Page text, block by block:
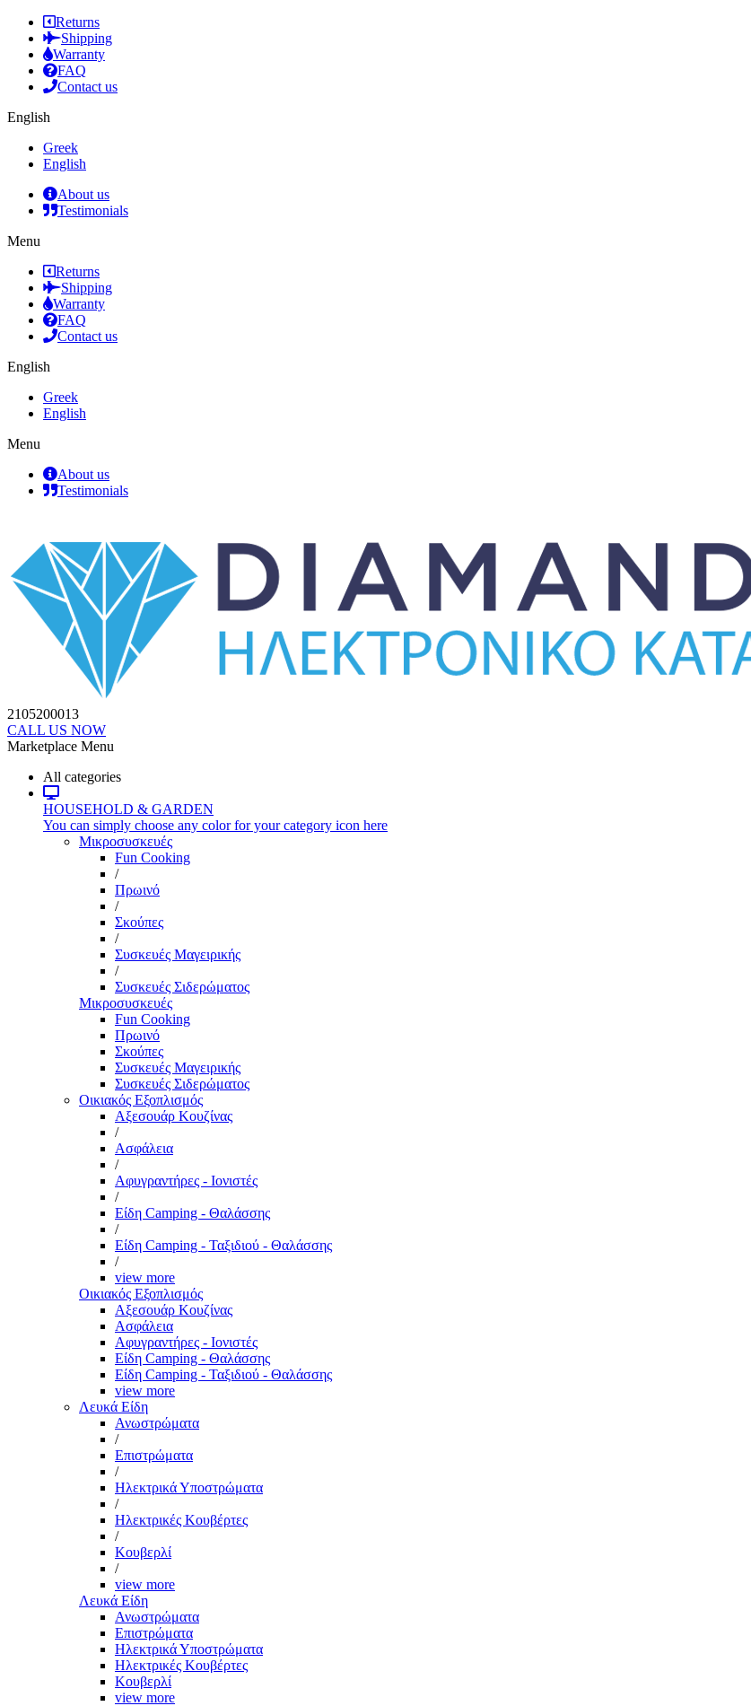
Returns
Shipping
Warranty
FAQ
Contact us
English
Greek
English
About us
Testimonials
Menu
Returns
Shipping
Warranty
FAQ
Contact us
English
Greek
English
Menu
About us
Testimonials
2105200013
CALL US NOW
Marketplace Menu
All categories
HOUSEHOLD & GARDEN
You can simply choose any color for your category icon here
Μικροσυσκευές
Fun Cooking
/
Πρωινό
/
Σκούπες
/
Συσκευές Μαγειρικής
/
Συσκευές Σιδερώματος
Μικροσυσκευές
Fun Cooking
Πρωινό
Σκούπες
Συσκευές Μαγειρικής
Συσκευές Σιδερώματος
Οικιακός Εξοπλισμός
Αξεσουάρ Κουζίνας
/
Ασφάλεια
/
Αφυγραντήρες - Ιονιστές
/
Είδη Camping - Θαλάσσης
/
Είδη Camping - Ταξιδιού - Θαλάσσης
/
view more
Οικιακός Εξοπλισμός
Αξεσουάρ Κουζίνας
Ασφάλεια
Αφυγραντήρες - Ιονιστές
Είδη Camping - Θαλάσσης
Είδη Camping - Ταξιδιού - Θαλάσσης
view more
Λευκά Είδη
Ανωστρώματα
/
Επιστρώματα
/
Ηλεκτρικά Υποστρώματα
/
Ηλεκτρικές Κουβέρτες
/
Κουβερλί
/
view more
Λευκά Είδη
Ανωστρώματα
Επιστρώματα
Ηλεκτρικά Υποστρώματα
Ηλεκτρικές Κουβέρτες
Κουβερλί
view more